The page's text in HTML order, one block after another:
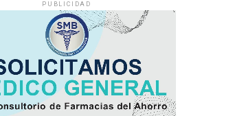
PUBLICIDAD